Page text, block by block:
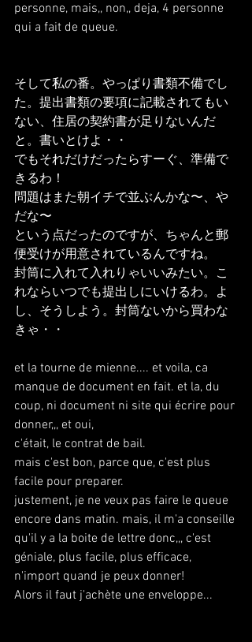
personne, mais,, non,, deja, 4 personne
qui a fait de queue.
そして私の番。やっぱり書類不備でし
た。提出書類の要項に記載されてもい
ない、住居の契約書が足りないんだ
と。書いとけよ・・
でもそれだけだったらすーぐ、準備で
きるわ！
問題はまた朝イチで並ぶんかな〜、や
だな〜
という点だったのですが、ちゃんと郵
便受けが用意されているんですね。
封筒に入れて入れりゃいいみたい。こ
れならいつでも提出しにいけるわ。よ
し、そうしよう。封筒ないから買わな
きゃ・・
et la tourne de mienne.... et voila, ca
manque de document en fait. et la, du
coup, ni document ni site qui écrire pour
donner,,, et oui,
c'était, le contrat de bail.
mais c'est bon, parce que, c'est plus
facile pour preparer.
justement, je ne veux pas faire le queue
encore dans matin. mais, il m'a conseille
qu'il y a la boite de lettre donc,,, c'est
géniale, plus facile, plus efficace,
n'import quand je peux donner!
Alors il faut j'achète une enveloppe...